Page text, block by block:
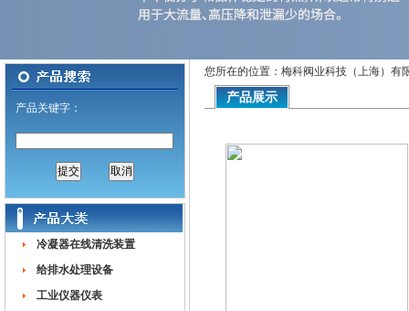
产品关键字：
冷凝器在线清洗装置
给排水处理设备
工业仪器仪表
您所在的位置：梅科阀业科技（上海）有
产品展示